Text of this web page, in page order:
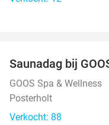
TODAY
Saunadag bij
GOOS Spa & Wellness
Posterholt
Verkocht: 88